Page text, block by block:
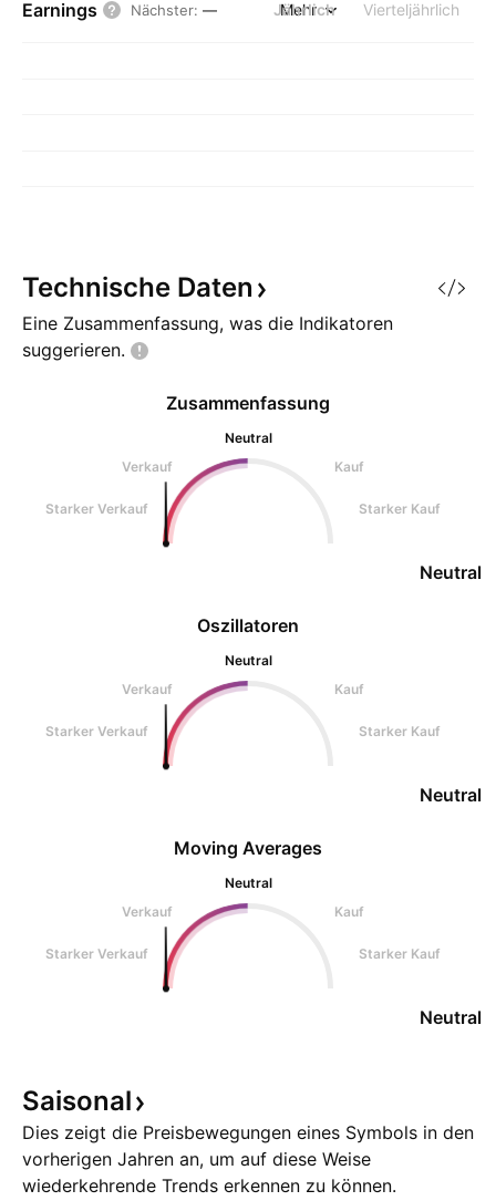
Earnings Nächster: — Jährlich Vierteljährlich
Mehr
Technische Daten
Eine Zusammenfassung, was die Indikatoren
suggerieren.
Oszillatoren
Neutral
Verkauf
Kauf
Starker Verkauf Starker Kauf
Neutral
Zusammenfassung
Neutral
Verkauf
Kauf
Starker Verkauf Starker Kauf
Neutral
Moving Averages
Neutral
Verkauf
Kauf
Starker Verkauf Starker Kauf
Neutral
Saisonal
Dies zeigt die Preisbewegungen eines Symbols in den
vorherigen Jahren an, um auf diese Weise
wiederkehrende Trends erkennen zu können.